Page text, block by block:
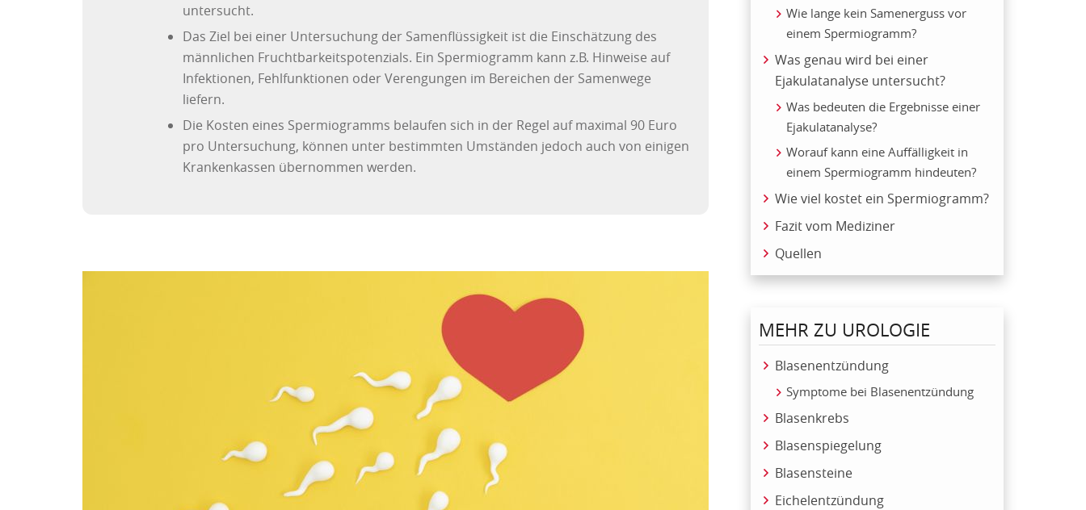
untersucht.
Das Ziel bei einer Untersuchung der Samenflüssigkeit ist die Einschätzung des
männlichen Fruchtbarkeitspotenzials. Ein Spermiogramm kann z.B. Hinweise auf
Infektionen, Fehlfunktionen oder Verengungen im Bereichen der Samenwege
liefern.
Die Kosten eines Spermiogramms belaufen sich in der Regel auf maximal 90 Euro
pro Untersuchung, können unter bestimmten Umständen jedoch auch von einigen
Krankenkassen übernommen werden.
Wie lange kein Samenerguss vor
einem Spermiogramm?
Was genau wird bei einer
Ejakulatanalyse untersucht?
Was bedeuten die Ergebnisse einer
Ejakulatanalyse?
Worauf kann eine Auffälligkeit in
einem Spermiogramm hindeuten?
Wie viel kostet ein Spermiogramm?
Fazit vom Mediziner
Quellen
MEHR ZU UROLOGIE
Blasenentzündung
Symptome bei Blasenentzündung
Blasenkrebs
Blasenspiegelung
Blasensteine
Eichelentzündung